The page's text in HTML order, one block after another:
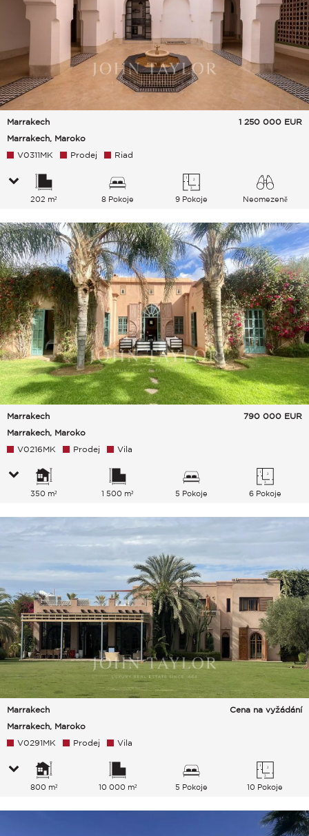
Marrakech
Marrakech, Maroko
1 250 000 EUR
V0311MK Prodej Riad
202 m² 8 Pokoje 9 Pokoje Neomezeně
Marrakech
Marrakech, Maroko
790 000 EUR
V0216MK Prodej Vila
350 m² 1 500 m² 5 Pokoje 6 Pokoje
Marrakech
Marrakech, Maroko
Cena na vyžádání
V0291MK Prodej Vila
800 m² 10 000 m² 5 Pokoje 10 Pokoje